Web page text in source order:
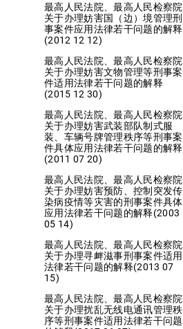
最高人民法院、最高人民检察院
关于办理妨害国（边）境管理刑
事案件应用法律若干问题的解释
(2012 12 12)
最高人民法院、最高人民检察院
关于办理妨害文物管理等刑事案
件适用法律若干问题的解释
(2015 12 30)
最高人民法院、最高人民检察院
关于办理妨害武装部队制式服
装、车辆号牌管理秩序等刑事案
件具体应用法律若干问题的解释
(2011 07 20)
最高人民法院、最高人民检察院
关于办理妨害预防、控制突发传
染病疫情等灾害的刑事案件具体
应用法律若干问题的解释(2003
05 14)
最高人民法院、最高人民检察院
关于办理寻衅滋事刑事案件适用
法律若干问题的解释(2013 07
15)
最高人民法院、最高人民检察院
关于办理扰乱无线电通讯管理秩
序等刑事案件适用法律若干问题